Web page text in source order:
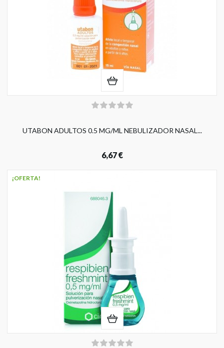
UTABON ADULTOS 0.5 MG/ML NEBULIZADOR NASAL...
6,67 €
¡OFERTA!